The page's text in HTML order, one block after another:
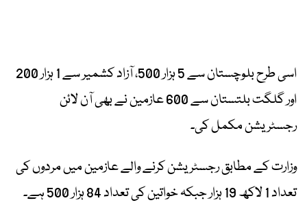
اسی طرح بلوچستان سے 5 ہزار 500، آزاد کشمیر سے 1 ہزار 200
اور گلگت بلتستان سے 600 عازمین نے بھی آن لائن
رجسٹریشن مکمل کی۔
وزارت کے مطابق رجسٹریشن کرنے والے عازمین میں مردوں کی
تعداد 1 لاکھ 19 ہزار جبکہ خواتین کی تعداد 84 ہزار 500 ہے۔